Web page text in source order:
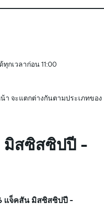
ทุกเวลาก่อน 11:00
า จะแตกต่างกันตามประเภทของ
มิสซิสซิปปี -
แจ็คสัน มิสซิสซิปปี -